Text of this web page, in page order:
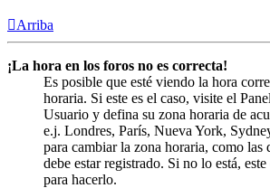
Arriba
¡La hora en los foros no es correcta!
Es posible que esté viendo la hora
horaria. Si este es el caso, visite el
Usuario y defina su zona horaria de
e.j. Londres, París, Nueva York,
para cambiar la zona horaria, como las
debe estar registrado. Si no lo está,
para hacerlo.